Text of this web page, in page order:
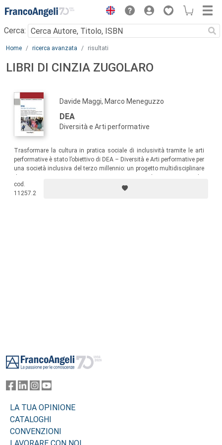
Menu
Cerca:
Main content
Home ricerca avanzata risultati
LIBRI DI CINZIA ZUGOLARO
Davide Maggi, Marco Meneguzzo
DEA
Diversità e Arti performative
Trasformare la cultura in pratica sociale di inclusività tramite le arti
performative è stato l’obiettivo di DEA – Diversità e Arti performative per
una società inclusiva del terzo millennio: un progetto multidisciplinare
promuove azioni a favore delle persone con limitazioni dell’autonomia,
affette da disabilità e a rischio di marginalità.
cod.
11257.2
LA TUA OPINIONE
CATALOGHI
CONVENZIONI